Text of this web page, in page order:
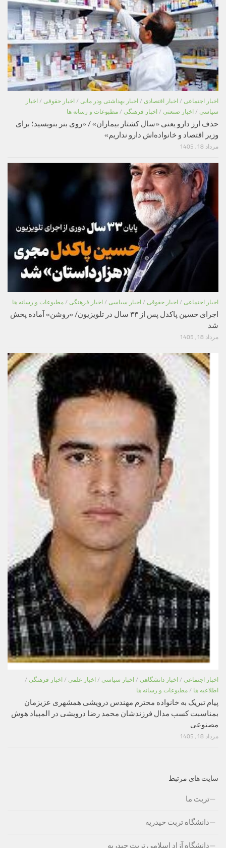
اخبار اجتماعی / اخبار اقتصادی / اخبار بهداشتی ودر مانی / اخبار حقوقی / اخبار
سیاسی / اخبار صنعتی / اخبار فرهنگی / مطبوعات و رسانه ها
حذف ارز دارو یعنی «سال کشتار بیماران» / «روی بنر بنویسید؛ برای
وزیر اقتصاد و خانواده‌اش دارو نداریم»
مرداد 18, 1405
اخبار اجتماعی / اخبار حقوقی / اخبار سیاسی / اخبار فرهنگی / مطبوعات و رسانه ها
اجرای حسین پاکدل پس از ۳۳ سال در تلویزیون/ «روشن» آماده پخش
شد
مرداد 18, 1405
اخبار اجتماعی / اخبار دانشگاهی / اخبار سیاسی / اخبار علمی / اخبار فرهنگی /
اطلاعیه ها / مطبوعات و رسانه ها
پیام تبریک به خانواده محترم مهندس درویشی همشهری عزیزمان
بمناسبت کسب مدال فرزندشان محمد رضا درویشی در المپیاد هوش
مصنوعی
مرداد 18, 1405
سایت های مرتبط
تربت ما
دانشگاه تربت حیدریه
دانشگاه آزاد اسلامی تربت حیدریه